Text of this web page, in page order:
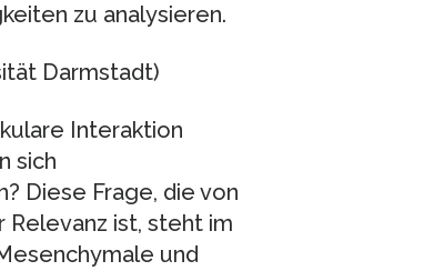
zu analysieren.
Darmstadt)
Interaktion
sich
Diese Frage, die von
Relevanz ist, steht im
und